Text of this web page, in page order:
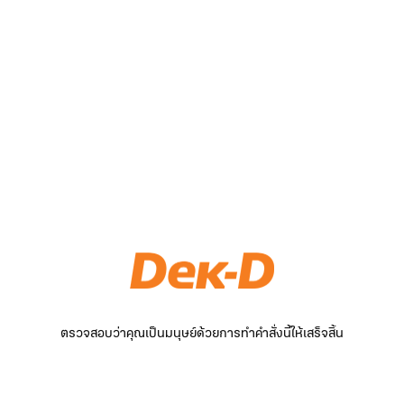
ตรวจสอบว่าคุณเป็นมนุษย์ด้วยการทำคำสั่งนี้ให้เสร็จสิ้น